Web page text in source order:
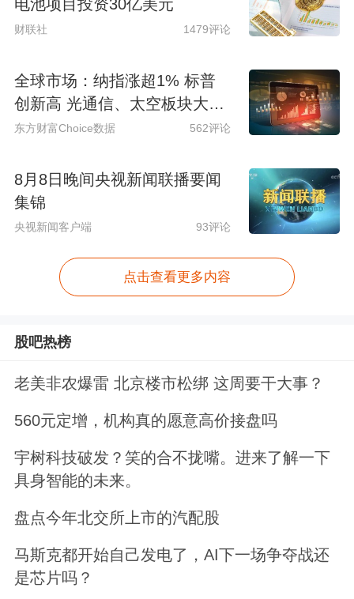
电池项目投资30亿美元
财联社 1479评论
全球市场：纳指涨超1% 标普
创新高 光通信、太空板块大涨
SpaceX涨超15%
东方财富Choice数据 562评论
8月8日晚间央视新闻联播要闻
集锦
央视新闻客户端 93评论
点击查看更多内容
股吧热榜
老美非农爆雷 北京楼市松绑 这周要干大事？
560元定增，机构真的愿意高价接盘吗
宇树科技破发？笑的合不拢嘴。进来了解一下
具身智能的未来。
盘点今年北交所上市的汽配股
马斯克都开始自己发电了，AI下一场争夺战还
是芯片吗？